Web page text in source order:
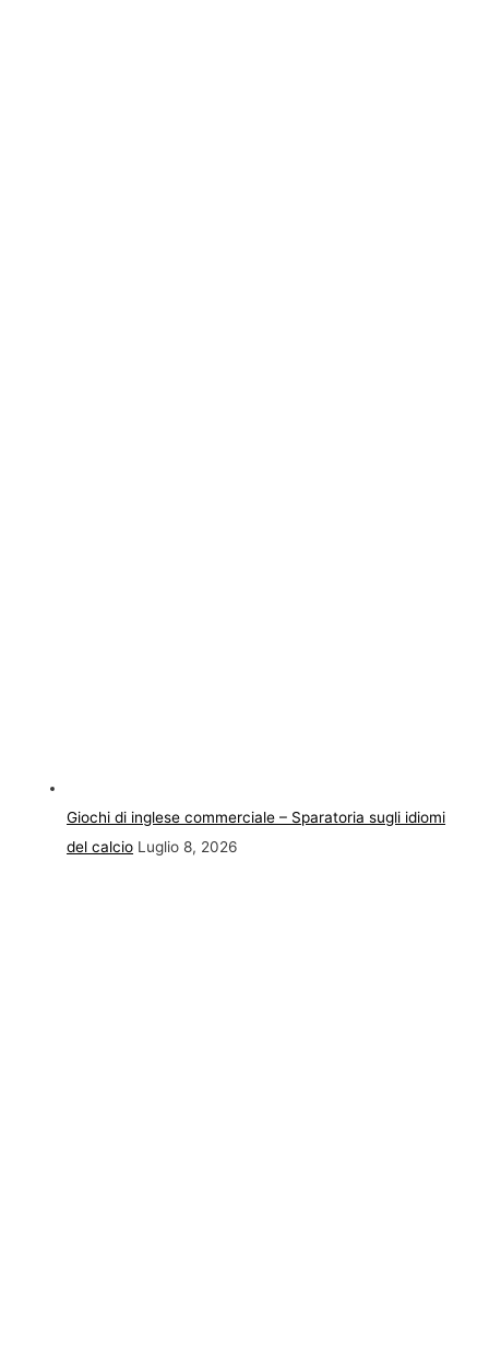
Giochi di inglese commerciale – Sparatoria sugli idiomi
del calcio Luglio 8, 2026